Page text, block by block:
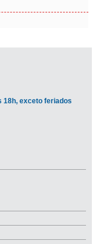
18h, exceto feriados